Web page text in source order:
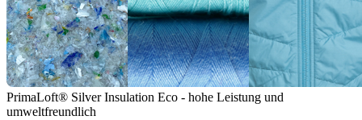
PrimaLoft® Silver Insulation Eco - hohe Leistung und
umweltfreundlich